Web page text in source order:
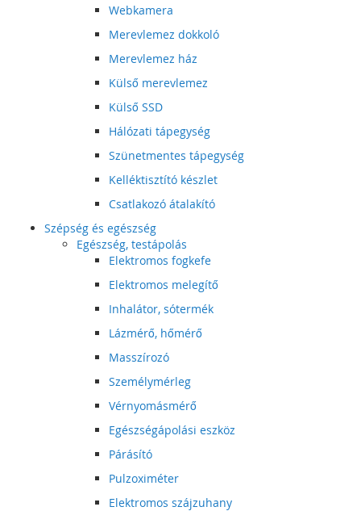
Webkamera
Merevlemez dokkoló
Merevlemez ház
Külső merevlemez
Külső SSD
Hálózati tápegység
Szünetmentes tápegység
Kelléktisztító készlet
Csatlakozó átalakító
Szépség és egészség
Egészség, testápolás
Elektromos fogkefe
Elektromos melegítő
Inhalátor, sótermék
Lázmérő, hőmérő
Masszírozó
Személymérleg
Vérnyomásmérő
Egészségápolási eszköz
Párásító
Pulzoximéter
Elektromos szájzuhany